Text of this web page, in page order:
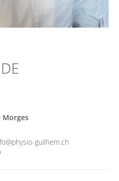
Morges
guilhem.ch